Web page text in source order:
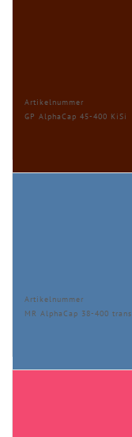
Artikelnummer
GP AlphaCap 45-400 KiSi
Artikelnummer
MR AlphaCap 38-400 trans